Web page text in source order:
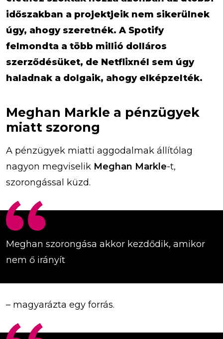
időszakban a projektjeik nem sikerülnek
úgy, ahogy szeretnék. A Spotify
felmondta a több millió dolláros
szerződésüket, de Netflixnél sem úgy
haladnak a dolgaik, ahogy elképzelték.
Meghan Markle a pénzügyek
miatt szorong
A pénzügyek miatti aggodalmak állítólag
nagyon megviselik Meghan Markle-t,
szorongással küzd.
Meghan szorongása akkor kezdődik, amikor
nem ő irányít
– magyarázta egy forrás.